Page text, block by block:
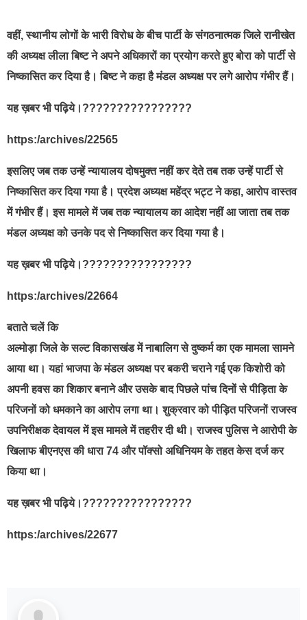
वहीं, स्थानीय लोगों के भारी विरोध के बीच पार्टी के संगठनात्मक जिले रानीखेत
की अध्यक्ष लीला बिष्ट ने अपने अधिकारों का प्रयोग करते हुए बोरा को पार्टी से
निष्कासित कर दिया है। बिष्ट ने कहा है मंडल अध्यक्ष पर लगे आरोप गंभीर हैं।
यह ख़बर भी पढ़िये।????????????????
https:/archives/22565
इसलिए जब तक उन्हें न्यायालय दोषमुक्त नहीं कर देते तब तक उन्हें पार्टी से
निष्कासित कर दिया गया है। प्रदेश अध्यक्ष महेंद्र भट्ट ने कहा, आरोप वास्तव
में गंभीर हैं। इस मामले में जब तक न्यायालय का आदेश नहीं आ जाता तब तक
मंडल अध्यक्ष को उनके पद से निष्कासित कर दिया गया है।
यह ख़बर भी पढ़िये।????????????????
https:/archives/22664
बताते चलें कि
अल्मोड़ा जिले के सल्ट विकासखंड में नाबालिग से दुष्कर्म का एक मामला सामने
आया था। यहां भाजपा के मंडल अध्यक्ष पर बकरी चराने गई एक किशोरी को
अपनी हवस का शिकार बनाने और उसके बाद पिछले पांच दिनों से पीड़िता के
परिजनों को धमकाने का आरोप लगा था। शुक्रवार को पीड़ित परिजनों राजस्व
उपनिरीक्षक देवायल में इस मामले में तहरीर दी थी। राजस्व पुलिस ने आरोपी के
खिलाफ बीएनएस की धारा 74 और पॉक्सो अधिनियम के तहत केस दर्ज कर
किया था।
यह ख़बर भी पढ़िये।????????????????
https:/archives/22677